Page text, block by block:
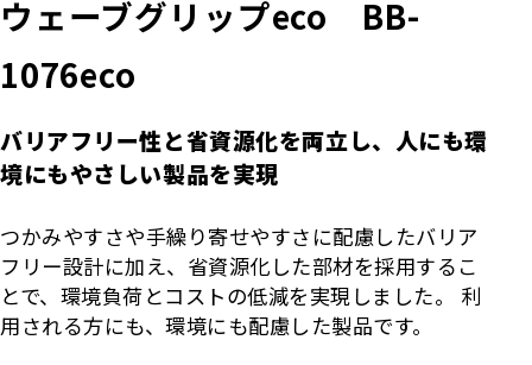
ウェーブグリップeco BB-
1076eco
バリアフリー性と省資源化を両立し、人にも環
境にもやさしい製品を実現
つかみやすさや手繰り寄せやすさに配慮したバリア
フリー設計に加え、省資源化した部材を採用するこ
とで、環境負荷とコストの低減を実現しました。 利
用される方にも、環境にも配慮した製品です。